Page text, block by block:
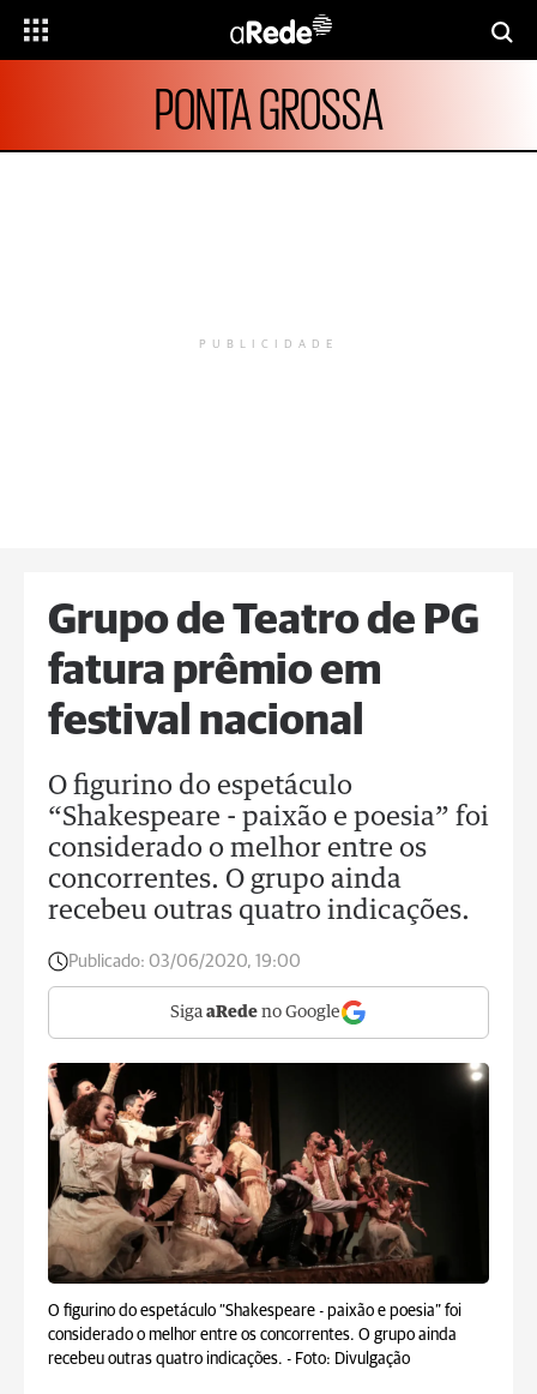
PONTA GROSSA
PUBLICIDADE
Grupo de Teatro de PG
fatura prêmio em
festival nacional
O figurino do espetáculo
“Shakespeare - paixão e poesia” foi
considerado o melhor entre os
concorrentes. O grupo ainda
recebeu outras quatro indicações.
Publicado: 03/06/2020, 19:00
Siga aRede no Google
O figurino do espetáculo “Shakespeare - paixão e poesia” foi
considerado o melhor entre os concorrentes. O grupo ainda
recebeu outras quatro indicações. - Foto: Divulgação